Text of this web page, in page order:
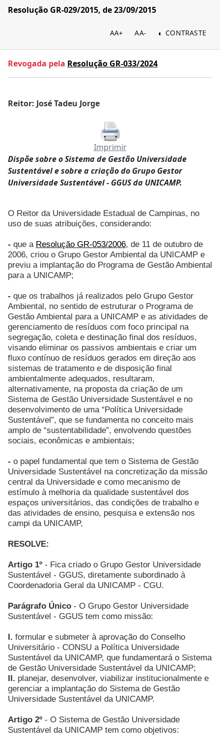
Resolução GR-029/2015, de 23/09/2015
AA+ AA- CONTRASTE
Revogada pela Resolução GR-033/2024
Reitor: José Tadeu Jorge
Imprimir
Dispõe sobre o Sistema de Gestão Universidade
Sustentável e sobre a criação do Grupo Gestor
Universidade Sustentável - GGUS da UNICAMP.
O Reitor da Universidade Estadual de Campinas, no
uso de suas atribuições, considerando:
- que a Resolução GR-053/2006, de 11 de outubro de
2006, criou o Grupo Gestor Ambiental da UNICAMP e
previu a implantação do Programa de Gestão Ambiental
para a UNICAMP;
- que os trabalhos já realizados pelo Grupo Gestor
Ambiental, no sentido de estruturar o Programa de
Gestão Ambiental para a UNICAMP e as atividades de
gerenciamento de resíduos com foco principal na
segregação, coleta e destinação final dos resíduos,
visando eliminar os passivos ambientais e criar um
fluxo contínuo de resíduos gerados em direção aos
sistemas de tratamento e de disposição final
ambientalmente adequados, resultaram,
alternativamente, na proposta da criação de um
Sistema de Gestão Universidade Sustentável e no
desenvolvimento de uma “Política Universidade
Sustentável”, que se fundamenta no conceito mais
amplo de “sustentabilidade”, envolvendo questões
sociais, econômicas e ambientais;
- o papel fundamental que tem o Sistema de Gestão
Universidade Sustentável na concretização da missão
central da Universidade e como mecanismo de
estímulo à melhoria da qualidade sustentável dos
espaços universitários, das condições de trabalho e
das atividades de ensino, pesquisa e extensão nos
campi da UNICAMP,
RESOLVE:
Artigo 1º - Fica criado o Grupo Gestor Universidade
Sustentável - GGUS, diretamente subordinado à
Coordenadoria Geral da UNICAMP - CGU.
Parágrafo Único - O Grupo Gestor Universidade
Sustentável - GGUS tem como missão:
I. formular e submeter à aprovação do Conselho
Universitário - CONSU a Política Universidade
Sustentável da UNICAMP, que fundamentará o Sistema
de Gestão Universidade Sustentável da UNICAMP;
II. planejar, desenvolver, viabilizar institucionalmente e
gerenciar a implantação do Sistema de Gestão
Universidade Sustentável da UNICAMP.
Artigo 2º - O Sistema de Gestão Universidade
Sustentável da UNICAMP tem como objetivos: